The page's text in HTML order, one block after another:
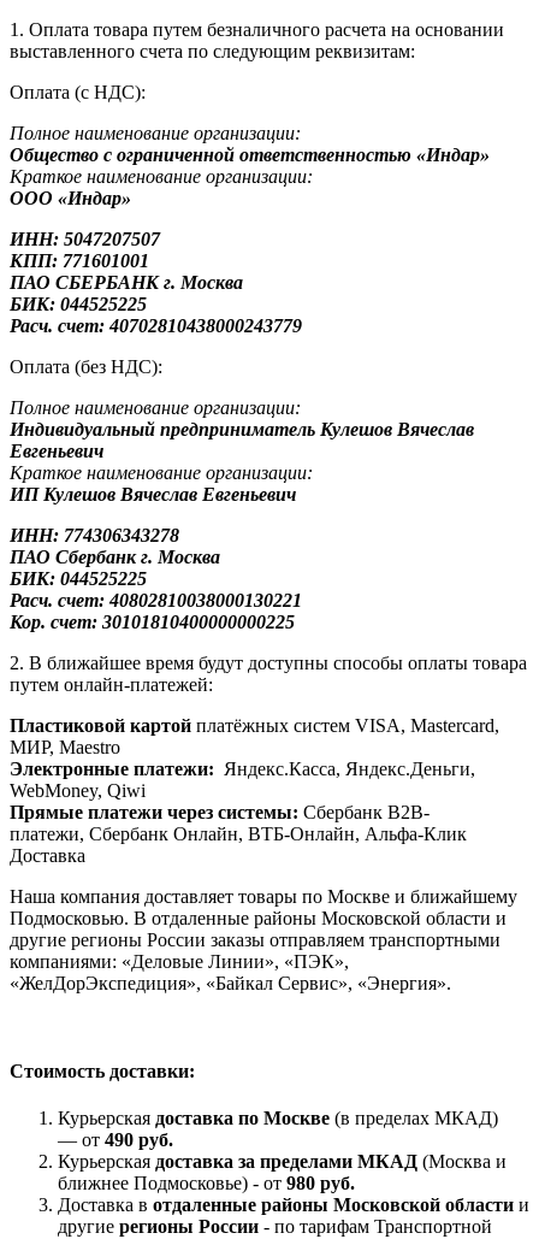
1. Оплата товара путем безналичного расчета на основании
выставленного счета по следующим реквизитам:
Оплата (с НДС):
Полное наименование организации:
Общество с ограниченной ответственностью «Индар»
Краткое наименование организации:
ООО «Индар»
ИНН: 5047207507
КПП: 771601001
ПАО СБЕРБАНК г. Москва
БИК: 044525225
Расч. счет: 40702810438000243779
Оплата (без НДС):
Полное наименование организации:
Индивидуальный предприниматель Кулешов Вячеслав
Евгеньевич
Краткое наименование организации:
ИП Кулешов Вячеслав Евгеньевич
ИНН: 774306343278
ПАО Сбербанкг. Москва
БИК: 044525225
Расч. счет: 40802810038000130221
Кор. счет: 30101810400000000225
2. В ближайшее время будут доступны способы оплаты товара
путем онлайн-платежей:
Пластиковой картой платёжных систем VISA, Mastercard,
МИР, Maestrо
Электронные платежи: Яндекс.Касса, Яндекс.Деньги,
WebMoney, Qiwi
Прямые платежи через системы: Сбербанк B2B-
платежи, Сбербанк Онлайн, ВТБ-Онлайн, Альфа-Клик
Доставка
Наша компания доставляет товары по Москве и ближайшему
Подмосковью. В отдаленные районы Московской области и
другие регионы России заказы отправляем транспортными
компаниями: «Деловые Линии», «ПЭК»,
«ЖелДорЭкспедиция», «Байкал Сервис», «Энергия».
Стоимость доставки:
Курьерская доставка по Москве (в пределах МКАД)
— от 490 руб.
Курьерская доставка за пределами МКАД (Москва и
ближнее Подмосковье) - от 980 руб.
Доставка в отдаленные районы Московской области и
другие регионы России - по тарифам Транспортной